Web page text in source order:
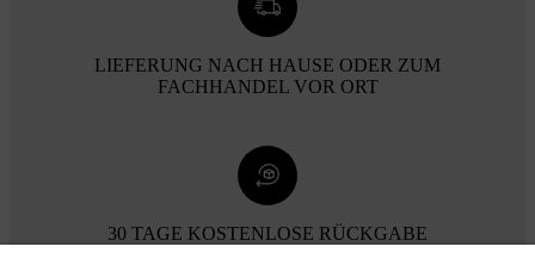
LIEFERUNG NACH HAUSE ODER ZUM
FACHHANDEL VOR ORT
30 TAGE KOSTENLOSE RÜCKGABE